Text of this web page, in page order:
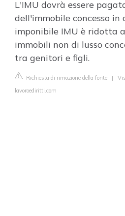
L'IMU dovrà essere
dell'immobile concesso in
imponibile IMU è ridotta
immobili non di lusso
tra genitori e figli.
Richiesta di rimozione della fonte |
lavoroediritti.com